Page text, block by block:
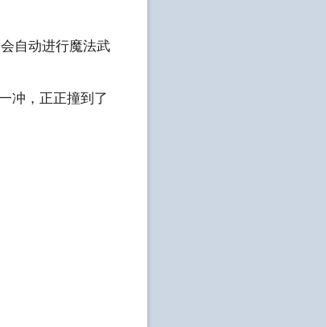
自动进行魔法武
冲，正正撞到了